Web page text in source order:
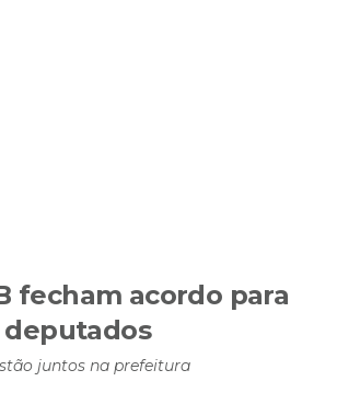
fecham acordo para
juntos na prefeitura